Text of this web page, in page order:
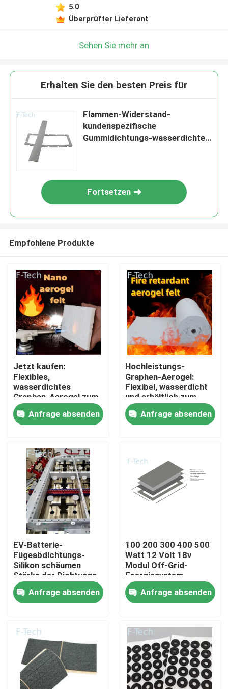
Zu Hause
Produkte
Videos
VR-Show
Über uns
Werksbesichtigung
Qualitätskontrolle
Neuigkeiten
Rechtssachen
5.0
Überprüfter Lieferant
Sehen Sie mehr an
Erhalten Sie den besten Preis für
Flammen-Widerstand-
kundenspezifische
Gummidichtungs-wasserdichte
Fortsetzen
Empfohlene Produkte
Jetzt kaufen:
Flexibles,
wasserdichtes
Graphen-Aerogel zum
Verkauf
Anfrage absenden
Hochleistungs-
Graphen-Aerogel:
Flexibel, wasserdicht
und erhältlich zum
Verkauf
Anfrage absenden
EV-Batterie-
Fügeabdichtungs-
Silikon schäumen
Stärke der Dichtungs-
0.8-25.4mm
Anfrage absenden
100 200 300 400 500
Watt 12 Volt 18v
Modul Off-Grid-
Energiesystem
Monokristallines
Solarpanel
Anfrage absenden